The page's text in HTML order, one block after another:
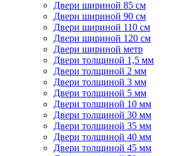
Двери шириной 85 см
Двери шириной 90 см
Двери шириной 110 см
Двери шириной 120 см
Двери шириной метр
Двери толщиной 1,5 мм
Двери толщиной 2 мм
Двери толщиной 3 мм
Двери толщиной 5 мм
Двери толщиной 10 мм
Двери толщиной 30 мм
Двери толщиной 35 мм
Двери толщиной 40 мм
Двери толщиной 45 мм